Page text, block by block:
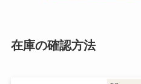
在庫の確認方法